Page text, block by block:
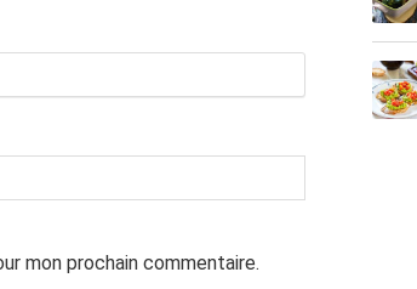
mon prochain commentaire.